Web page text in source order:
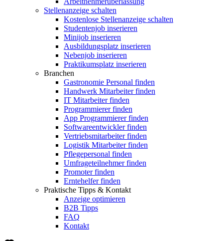
Stellenanzeige schalten
Kostenlose Stellenanzeige schalten
Studentenjob inserieren
Minijob inserieren
Ausbildungsplatz inserieren
Nebenjob inserieren
Praktikumsplatz inserieren
Branchen
Gastronomie Personal finden
Handwerk Mitarbeiter finden
IT Mitarbeiter finden
Programmierer finden
App Programmierer finden
Softwareentwickler finden
Vertriebsmitarbeiter finden
Logistik Mitarbeiter finden
Pflegepersonal finden
Umfrageteilnehmer finden
Promoter finden
Erntehelfer finden
Praktische Tipps & Kontakt
Anzeige optimieren
B2B Tipps
FAQ
Kontakt